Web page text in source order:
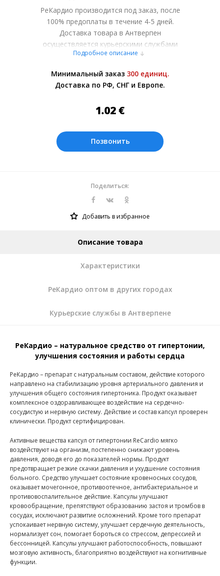
РеКардио производится под заказ, после
100% предоплаты в течение 4-5 дней.
Доставка товара в Антверпен
осуществляется курьерскими службами
или самовывозом со склада в Москве.
менеджером.
Оплата производится в рублях. Цены на
07.08.2026. Текущий курс 10 руб.=
Подробное описание
Минимальный заказ 300 единиц.
Доставка по РФ, СНГ и Европе.
1.02 €
Позвонить
Поделиться:
Добавить в избранное
Описание товара
Характеристики
РеКардио оптом в других городах
Курьерские службы в Антверпене
РеКардио – натуральное средство от гипертонии,
улучшения состояния и работы сердца
РеКардио – препарат с натуральным составом, действие которого
направлено на стабилизацию уровня артериального давления и
улучшения общего состояния гипертоника. Продукт оказывает
комплексное оздоравливающее воздействие на сердечно-
сосудистую и нервную систему. Действие и состав капсул проверен
клинически. Продукт сертифицирован.
Активные вещества капсул от гипертонии ReCardio мягко
воздействуют на организм, постепенно снижают уровень
давления, доводя его до показателей нормы. Продукт
предотвращает резкие скачки давления и ухудшение состояния
больного. Средство улучшает состояние кровеносных сосудов,
оказывает мочегонное, противоотечное, антибактериальное и
противовоспалительное действие. Капсулы улучшают
кровообращение, препятствуют образованию застоя и тромбов в
сосудах, исключают развитие осложнений. Кроме того препарат
успокаивает нервную систему, улучшает сердечную деятельность,
нормализует сон, помогает бороться со стрессом, депрессией и
бессонницей. Капсулы улучшают работоспособность, повышают
мозговую активность, благоприятно воздействуют на когнитивные
функции.